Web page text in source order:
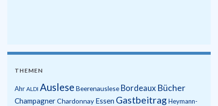
THEMEN
Ahr ALDI Auslese Beerenauslese Bordeaux Bücher
ChampagnerChardonnay Essen Gastbeitrag Heymann-